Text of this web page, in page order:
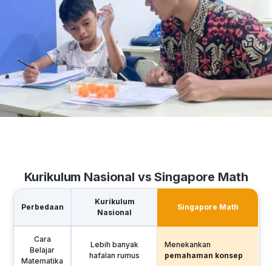
Kurikulum Nasional vs Singapore Math
Perbedaan
Kurikulum
Nasional
Singapore Math
Cara
Belajar
Matematika
Lebih banyak
hafalan rumus
Menekankan
pemahaman konsep